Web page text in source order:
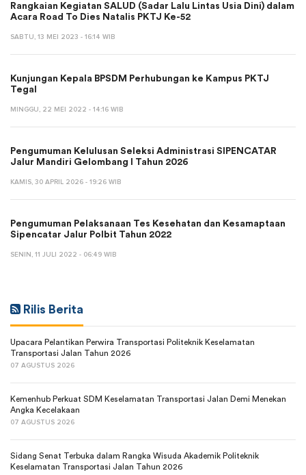
Rangkaian Kegiatan SALUD (Sadar Lalu Lintas Usia Dini) dalam
Acara Road To Dies Natalis PKTJ Ke-52
SABTU, 13 MEI 2023 - 16:14 WIB
Kunjungan Kepala BPSDM Perhubungan ke Kampus PKTJ
Tegal
MINGGU, 22 MEI 2022 - 14:16 WIB
Pengumuman Kelulusan Seleksi Administrasi SIPENCATAR
Jalur Mandiri Gelombang I Tahun 2026
KAMIS, 30 APRIL 2026 - 19:26 WIB
Pengumuman Pelaksanaan Tes Kesehatan dan Kesamaptaan
Sipencatar Jalur Polbit Tahun 2022
SENIN, 11 JULI 2022 - 06:49 WIB
Rilis Berita
Upacara Pelantikan Perwira Transportasi Politeknik Keselamatan
Transportasi Jalan Tahun 2026
07 AGUSTUS 2026
Kemenhub Perkuat SDM Keselamatan Transportasi Jalan Demi Menekan
Angka Kecelakaan
07 AGUSTUS 2026
Sidang Senat Terbuka dalam Rangka Wisuda Akademik Politeknik
Keselamatan Transportasi Jalan Tahun 2026